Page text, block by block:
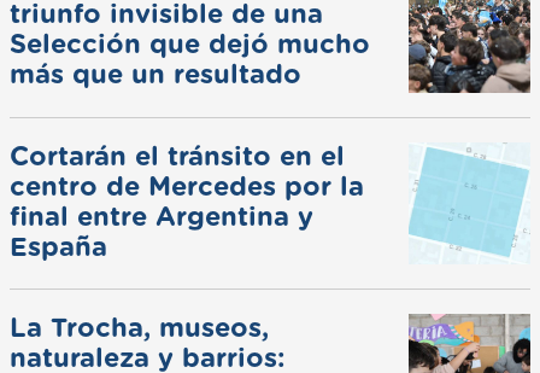
triunfo invisible de una
Selección que dejó mucho
más que un resultado
Cortarán el tránsito en el
centro de Mercedes por la
final entre Argentina y
España
La Trocha, museos,
naturaleza y barrios: